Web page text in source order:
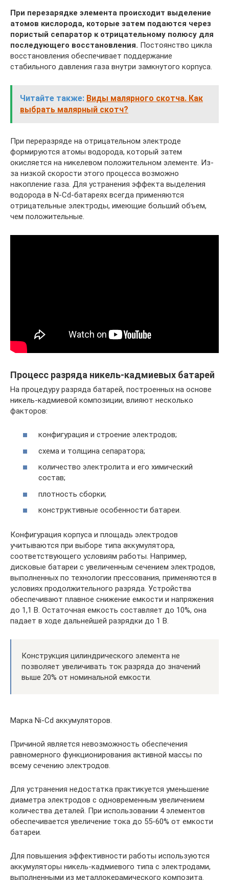
При перезарядке элемента происходит выделение
атомов кислорода, которые затем подаются через
пористый сепаратор к отрицательному полюсу для
последующего восстановления. Постоянство цикла
восстановления обеспечивает поддержание
стабильного давления газа внутри замкнутого корпуса.
Читайте также: Виды малярного скотча. Как
выбрать малярный скотч?
При переразряде на отрицательном электроде
формируются атомы водорода, который затем
окисляется на никелевом положительном элементе. Из-
за низкой скорости этого процесса возможно
накопление газа. Для устранения эффекта выделения
водорода в N-Cd-батареях всегда применяются
отрицательные электроды, имеющие больший объем,
чем положительные.
Процесс разряда никель-кадмиевых батарей
На процедуру разряда батарей, построенных на основе
никель-кадмиевой композиции, влияют несколько
факторов:
конфигурация и строение электродов;
схема и толщина сепаратора;
количество электролита и его химический
состав;
плотность сборки;
конструктивные особенности батареи.
Конфигурация корпуса и площадь электродов
учитываются при выборе типа аккумулятора,
соответствующего условиям работы. Например,
дисковые батареи с увеличенным сечением электродов,
выполненных по технологии прессования, применяются в
условиях продолжительного разряда. Устройства
обеспечивают плавное снижение емкости и напряжения
до 1,1 В. Остаточная емкость составляет до 10%, она
падает в ходе дальнейшей разрядки до 1 В.
Конструкция цилиндрического элемента не
позволяет увеличивать ток разряда до значений
выше 20% от номинальной емкости.
Марка Ni-Cd аккумуляторов.
Причиной является невозможность обеспечения
равномерного функционирования активной массы по
всему сечению электродов.
Для устранения недостатка практикуется уменьшение
диаметра электродов с одновременным увеличением
количества деталей. При использовании 4 элементов
обеспечивается увеличение тока до 55-60% от емкости
батареи.
Для повышения эффективности работы используются
аккумуляторы никель-кадмиевого типа с электродами,
выполненными из металлокерамического композита.